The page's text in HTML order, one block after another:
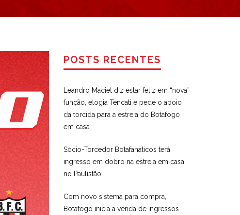
POSTS RECENTES
Leandro Maciel diz estar feliz em “nova”
função, elogia Tencati e pede o apoio
da torcida para a estreia do Botafogo
em casa
Sócio-Torcedor Botafanáticos terá
ingresso em dobro na estreia em casa
no Paulistão
Com novo sistema para compra,
Botafogo inicia a venda de ingressos